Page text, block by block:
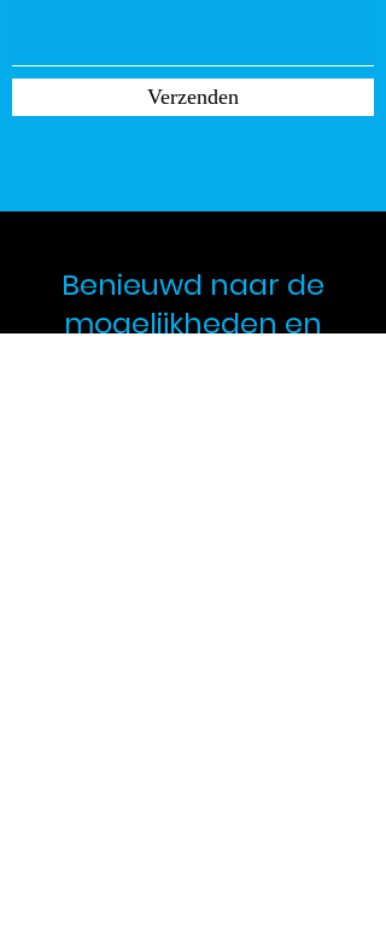
Verzenden
Benieuwd naar de
mogelijkheden en